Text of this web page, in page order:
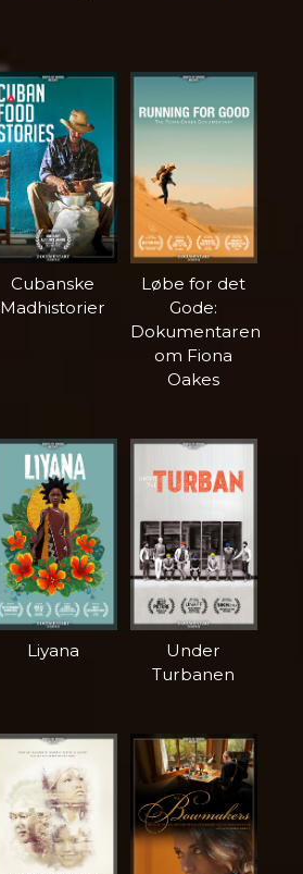
Cubanske
Madhistorier
Løbe for det
Gode:
Dokumentaren
om Fiona
Oakes
Liyana
Under
Turbanen